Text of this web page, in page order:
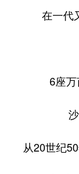
在一代
6座万
从20世纪